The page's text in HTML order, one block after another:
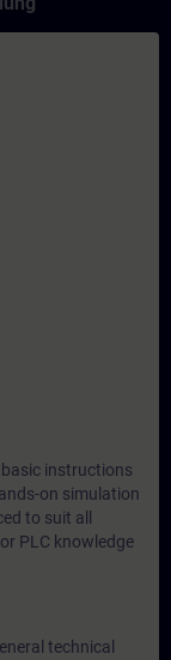
instructions
on simulation
to suit all
PLC knowledge
technical